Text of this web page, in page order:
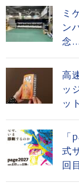
ミ
ン
念...
高
ッ
ッ
式
回